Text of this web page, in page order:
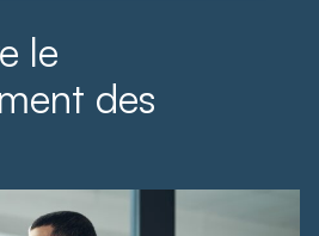
le
des